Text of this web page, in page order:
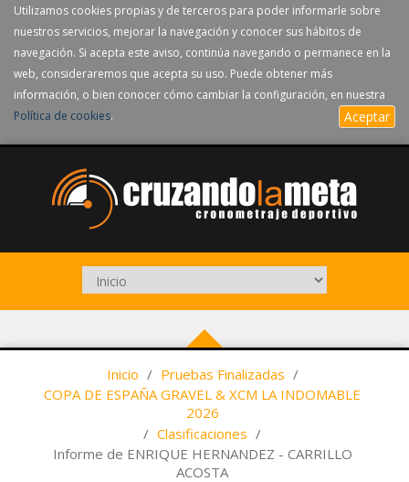
Utilizamos cookies propias y de terceros para poder informarle sobre
nuestros servicios, mejorar la navegación y conocer sus hábitos de
navegación. Si acepta este aviso, continúa navegando o permanece en la
web, consideraremos que acepta su uso. Puede obtener más
información, o bien conocer cómo cambiar la configuración, en nuestra
Política de cookies. Aceptar
Inicio / Pruebas Finalizadas /
COPA DE ESPAÑA GRAVEL & XCM LA INDOMABLE
2026
/ Clasificaciones /
Informe de ENRIQUE HERNANDEZ - CARRILLO
ACOSTA